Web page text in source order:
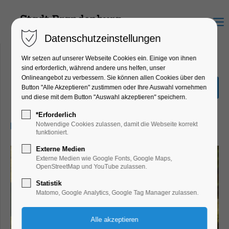
Menu
Yoga
Bildung, Vortrag, Verein
28.04.2025, 17:30–19:00
Datenschutzeinstellungen
Wir setzen auf unserer Webseite Cookies ein. Einige von ihnen
sind erforderlich, während andere uns helfen, unser
Onlineangebot zu verbessern. Sie können allen Cookies über den
Button "Alle Akzeptieren" zustimmen oder Ihre Auswahl vornehmen
und diese mit dem Button "Auswahl akzeptieren" speichern.
*Erforderlich
Notwendige Cookies zulassen, damit die Webseite korrekt
funktioniert.
Externe Medien
Externe Medien wie Google Fonts, Google Maps,
OpenStreetMap und YouTube zulassen.
Statistik
Matomo, Google Analytics, Google Tag Manager zulassen.